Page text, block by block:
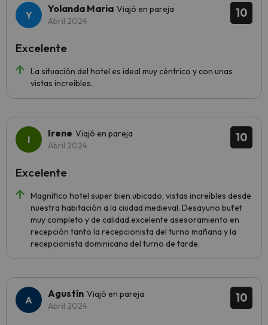
10
Yolanda Maria Viajó en pareja
Abril 2024
La situación del hotel es ideal muy céntrico y con unas
vistas increíbles.
Excelente
10
Irene Viajó en pareja
Abril 2024
Magnífico hotel super bien ubicado, vistas increíbles desde
nuestra habitación a la ciudad medieval. Desayuno bufet
muy completo y de calidad.excelente asesoramiento en
recepción tanto la recepcionista del turno mañana y la
recepcionista dominicana del turno de tarde.
Excelente
10
Agustín Viajó en pareja
Abril 2024